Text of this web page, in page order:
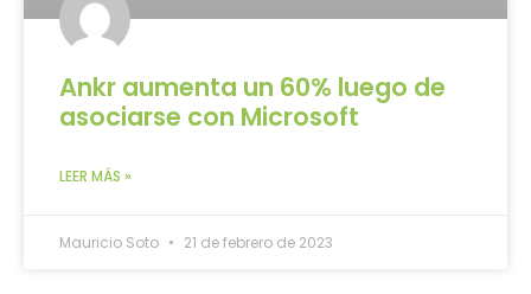
Ankr aumenta un 60% luego de
asociarse con Microsoft
LEER MÁS »
Mauricio Soto 21 de febrero de 2023